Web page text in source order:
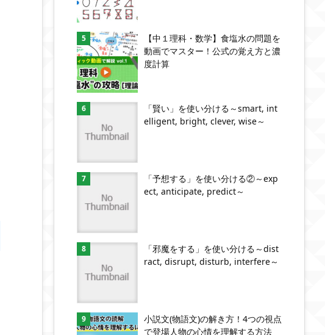
【中１理科・数学】食塩水の問題を
動画でマスター！公式の覚え方と濃
度計算
「賢い」を使い分ける～smart, int
elligent, bright, clever, wise～
「予想する」を使い分ける②～exp
ect, anticipate, predict～
「邪魔をする」を使い分ける～dist
ract, disrupt, disturb, interfere～
小説文(物語文)の解き方！4つの視点
で登場人物の心情を理解する方法